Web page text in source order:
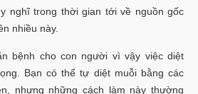
nghĩ trong thời gian tới về nguồn gốc
nhiều này.
bệnh cho con người vì vậy việc diệt
Bạn có thể tự diệt muỗi bằng các
nhưng những cách làm này thường